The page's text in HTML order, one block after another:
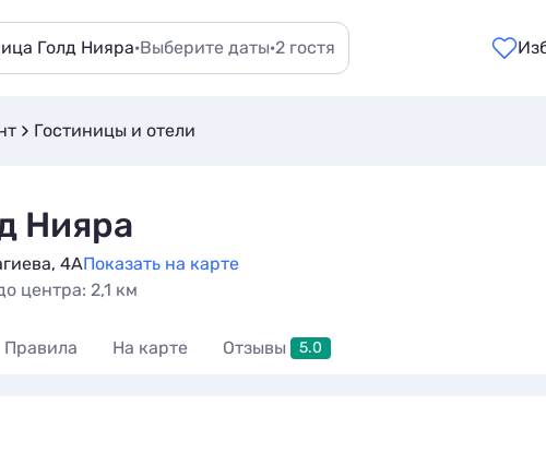
Голд Нияра·Выберите даты·2 гостя
Гостиницы и отели
Нияра
4АПоказать на карте
центра: 2,1 км
Правила На карте Отзывы 5.0